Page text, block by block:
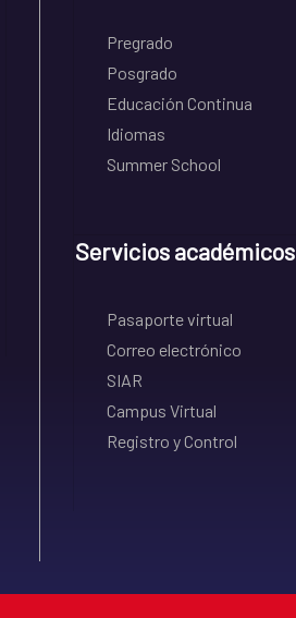
Pregrado
Posgrado
Educación Continua
Idiomas
Summer School
Servicios académicos
Pasaporte virtual
Correo electrónico
SIAR
Campus Virtual
Registro y Control